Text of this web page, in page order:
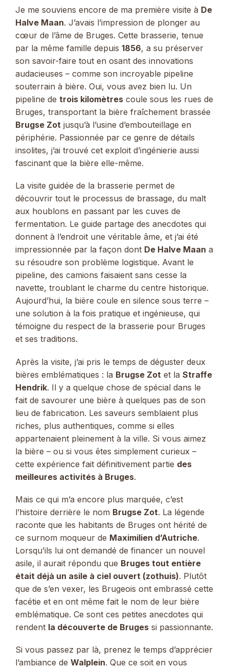
Je me souviens encore de ma première visite à De
Halve Maan. J’avais l’impression de plonger au
cœur de l’âme de Bruges. Cette brasserie, tenue
par la même famille depuis 1856, a su préserver
son savoir-faire tout en osant des innovations
audacieuses – comme son incroyable pipeline
souterrain à bière. Oui, vous avez bien lu. Un
pipeline de trois kilomètres coule sous les rues de
Bruges, transportant la bière fraîchement brassée
Brugse Zot jusqu’à l’usine d’embouteillage en
périphérie. Passionnée par ce genre de détails
insolites, j’ai trouvé cet exploit d’ingénierie aussi
fascinant que la bière elle-même.
La visite guidée de la brasserie permet de
découvrir tout le processus de brassage, du malt
aux houblons en passant par les cuves de
fermentation. Le guide partage des anecdotes qui
donnent à l’endroit une véritable âme, et j’ai été
impressionnée par la façon dont De Halve Maan a
su résoudre son problème logistique. Avant le
pipeline, des camions faisaient sans cesse la
navette, troublant le charme du centre historique.
Aujourd’hui, la bière coule en silence sous terre –
une solution à la fois pratique et ingénieuse, qui
témoigne du respect de la brasserie pour Bruges
et ses traditions.
Après la visite, j’ai pris le temps de déguster deux
bières emblématiques : la Brugse Zot et la Straffe
Hendrik. Il y a quelque chose de spécial dans le
fait de savourer une bière à quelques pas de son
lieu de fabrication. Les saveurs semblaient plus
riches, plus authentiques, comme si elles
appartenaient pleinement à la ville. Si vous aimez
la bière – ou si vous êtes simplement curieux –
cette expérience fait définitivement partie des
meilleures activités à Bruges.
Mais ce qui m’a encore plus marquée, c’est
l’histoire derrière le nom Brugse Zot. La légende
raconte que les habitants de Bruges ont hérité de
ce surnom moqueur de Maximilien d’Autriche.
Lorsqu’ils lui ont demandé de financer un nouvel
asile, il aurait répondu que Bruges tout entière
était déjà un asile à ciel ouvert (zothuis). Plutôt
que de s’en vexer, les Brugeois ont embrassé cette
facétie et en ont même fait le nom de leur bière
emblématique. Ce sont ces petites anecdotes qui
rendent la découverte de Bruges si passionnante.
Si vous passez par là, prenez le temps d’apprécier
l’ambiance de Walplein. Que ce soit en vous